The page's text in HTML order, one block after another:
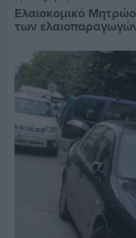
Ελαιοκομικό
των